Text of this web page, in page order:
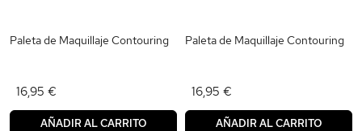
Paleta de Maquillaje Contouring
16,95 €
AÑADIR AL CARRITO
Paleta de Maquillaje Contouring
16,95 €
AÑADIR AL CARRITO